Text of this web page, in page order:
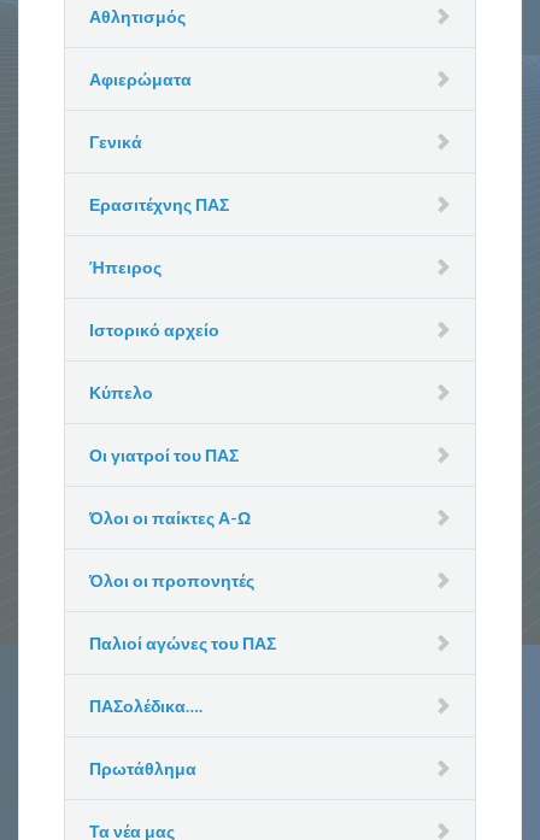
Αθλητισμός
Αφιερώματα
Γενικά
Ερασιτέχνης ΠΑΣ
Ήπειρος
Ιστορικό αρχείο
Κύπελο
Οι γιατροί του ΠΑΣ
Όλοι οι παίκτες Α-Ω
Όλοι οι προπονητές
Παλιοί αγώνες του ΠΑΣ
ΠΑΣολέδικα….
Πρωτάθλημα
Τα νέα μας